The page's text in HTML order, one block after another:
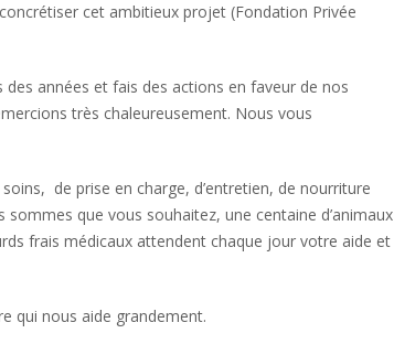
cet ambitieux projet (Fondation Privée
années et fais des actions en faveur de nos
très chaleureusement. Nous vous
de prise en charge, d’entretien, de nourriture
que vous souhaitez, une centaine d’animaux
frais médicaux attendent chaque jour votre aide et
qui nous aide grandement.